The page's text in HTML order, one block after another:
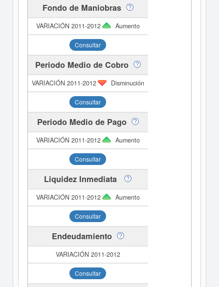
Fondo de Maniobras
Aumento
Consultar
Periodo Medio de Cobro
Disminución
Consultar
Periodo Medio de Pago
Aumento
Consultar
Liquidez Inmediata
Aumento
Consultar
Endeudamiento
Consultar